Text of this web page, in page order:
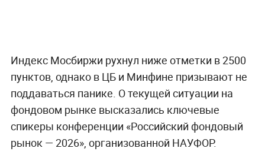
Индекс Мосбиржи рухнул ниже отметки в 2500
пунктов, однако в ЦБ и Минфине призывают не
поддаваться панике. О текущей ситуации на
фондовом рынке высказались ключевые
спикеры конференции «Российский фондовый
рынок — 2026», организованной НАУФОР.